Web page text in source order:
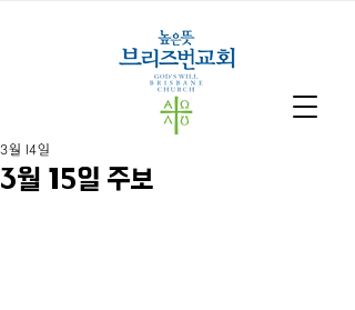
3월 15일 주보
3월 14일